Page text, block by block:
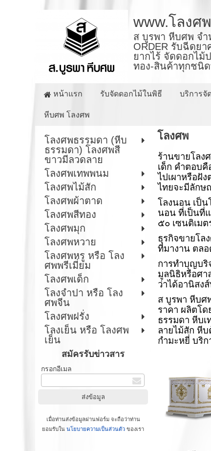
www.โลงศ
ส บูรพา หีบศพ จ
ORDER รับฉีดย
ยากไร้ จัดดอกไม้
ทอง-สินค้าทุกชนิ
หน้าแรก รับจัดดอกไม้ในพิธี บริการจั
หีบศพ โลงศพ
โลงศพธรรมดา (หีบ
ธรรมดา) โลงศพสี
ขาวมีลวดลาย
โลงศพเทพพนม
โลงศพไม้สัก
โลงศพผ้าตาด
โลงศพสีทอง
โลงศพมุก
โลงศพหวาย
โลงศพหรู หรือ โลง
ศพพรีเมี่ยม
โลงศพเด็ก
โลงจำปา หรือ โลง
ศพจีน
โลงศพฝรั่ง
โลงเย็น หรือ โลงศพ
เย็น
สมัครรับข่าวสาร
กรอกอีเมล
เมื่อท่านส่งข้อมูลผ่านฟอร์ม จะถือว่าท่าน
ยอมรับใน นโยบายความเป็นส่วนตัวของเรา
โลงศพ
ร้านขายโลง
เด็ก คำตอบ
ไปเผาหรือฝั
ไทยจะมีลักษ
โลงนอน เป็
นอน ที่เป็นที่
๕๐ เซนติเมต
ธุรกิจขายโล
ที่มางาน ตล
การทำบุญบริ
มูลนิธิหรือศา
ว่าได้อานิสง
ส บูรพา หีบศ
ราคา ผลิตโ
ธรรมดา หีบ
ลายไม้สัก หี
กำมะหยี่ บริ